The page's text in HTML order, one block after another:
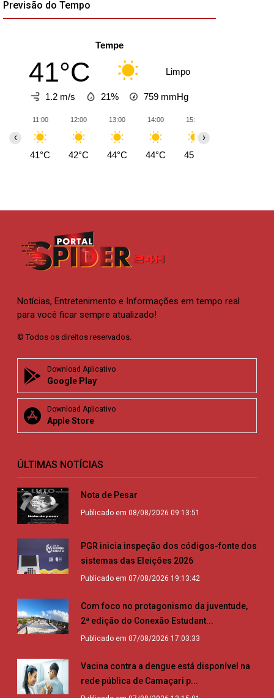
Previsão do Tempo
Tempe
41°C Limpo
1.2 m/s 21% 759 mmHg
11:00
41°C
12:00
42°C
13:00
44°C
14:00
44°C
15:00
45°C
‹ ›
Notícias, Entretenimento e Informações em tempo real
para você ficar sempre atualizado!
© Todos os direitos reservados.
Download Aplicativo
Google Play
Download Aplicativo
Apple Store
ÚLTIMAS NOTÍCIAS
Nota de Pesar
Publicado em 08/08/2026 09:13:51
PGR inicia inspeção dos códigos-fonte dos
sistemas das Eleições 2026
Publicado em 07/08/2026 19:13:42
Com foco no protagonismo da juventude,
2ª edição do Conexão Estudant...
Publicado em 07/08/2026 17:03:33
Vacina contra a dengue está disponível na
rede pública de Camaçari p...